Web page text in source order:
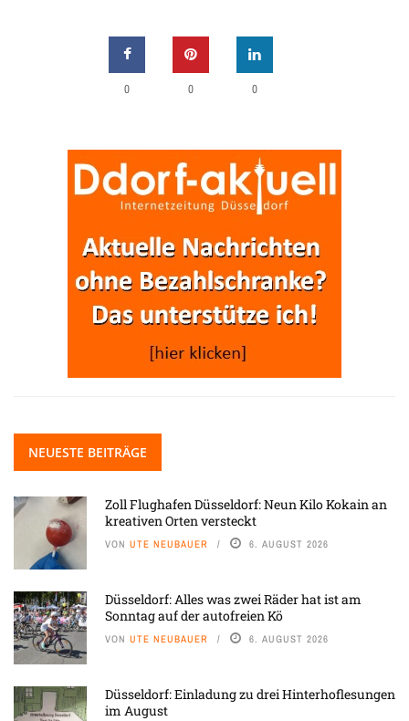
0 0 0
NEUESTE BEITRÄGE
Zoll Flughafen Düsseldorf: Neun Kilo Kokain an
kreativen Orten versteckt
VON UTE NEUBAUER 6. AUGUST 2026
Düsseldorf: Alles was zwei Räder hat ist am
Sonntag auf der autofreien Kö
VON UTE NEUBAUER 6. AUGUST 2026
Düsseldorf: Einladung zu drei Hinterhoflesungen
im August